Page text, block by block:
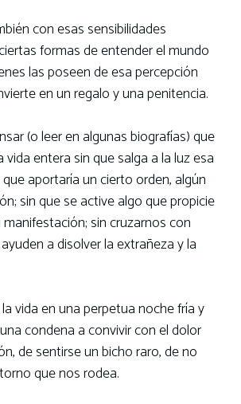
con esas sensibilidades
formas de entender el mundo
las poseen de esa percepción
en un regalo y una penitencia.
(o leer en algunas biografías) que
entera sin que salga a la luz esa
aportaría un cierto orden, algún
sin que se active algo que propicie
sin cruzarnos con
a disolver la extrañeza y la
vida en una perpetua noche fría y
condena a convivir con el dolor
de sentirse un bicho raro, de no
que nos rodea.